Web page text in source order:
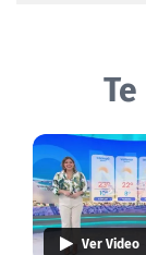
Ver Video